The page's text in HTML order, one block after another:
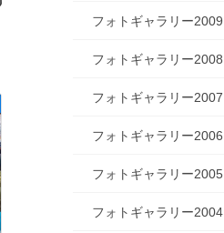
フォトギャラリー2009
フォトギャラリー2008
フォトギャラリー2007
フォトギャラリー2006
フォトギャラリー2005
フォトギャラリー2004